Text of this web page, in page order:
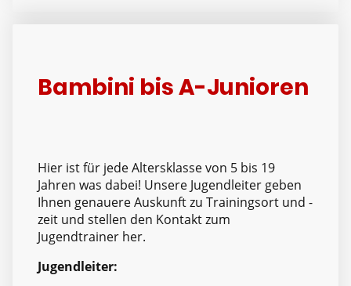
Bambini bis A-Junioren
Hier ist für jede Altersklasse von 5 bis 19
Jahren was dabei! Unsere Jugendleiter geben
Ihnen genauere Auskunft zu Trainingsort und -
zeit und stellen den Kontakt zum
Jugendtrainer her.
Jugendleiter: